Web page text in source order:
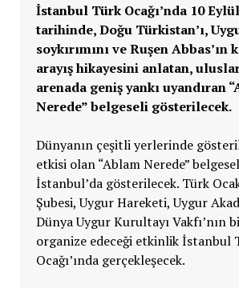
İstanbul Türk Ocağı’nda 10
tarihinde, Doğu Türkistan’ı,
soykırımını ve Ruşen Abbas’ın
arayış hikayesini anlatan,
arenada geniş yankı uyandıran
Nerede” belgeseli gösterilecek.
Dünyanın çeşitli yerlerinde
etkisi olan “Ablam Nerede”
İstanbul’da gösterilecek. Türk
Şubesi, Uygur Hareketi, Uygur
Dünya Uygur Kurultayı Vakfı’nın
organize edeceği etkinlik İstanbul
Ocağı’ında gerçekleşecek.